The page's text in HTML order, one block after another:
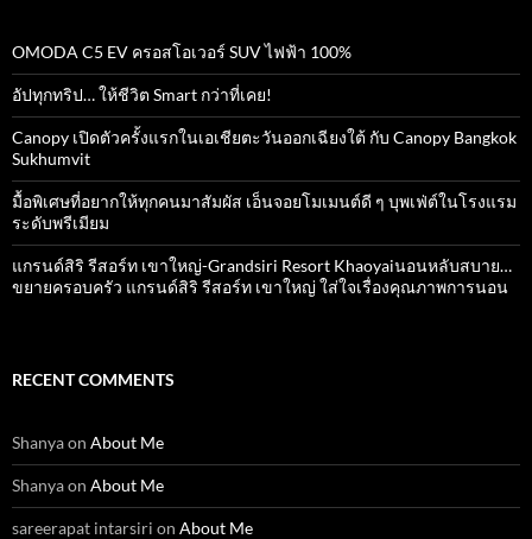
OMODA C5 EV ครอสโอเวอร์ SUV ไฟฟ้า 100%
อัปทุกทริป… ให้ชีวิต Smart กว่าที่เคย!
Canopy เปิดตัวครั้งแรกในเอเชียตะวันออกเฉียงใต้ กับ Canopy Bangkok
Sukhumvit
มื้อพิเศษที่อยากให้ทุกคนมาสัมผัส เอ็นจอยโมเมนต์ดี ๆ บุพเฟ่ต์ในโรงแรม
ระดับพรีเมียม
แกรนด์สิริ​ รีสอร์ท​ เขาใหญ่​-Grandsiri​ Resort​ Khaoyaiนอนหลับสบาย…
ขยายครอบครัว แกรนด์สิริ รีสอร์ท เขาใหญ่ ใส่ใจเรื่องคุณภาพการนอน
RECENT COMMENTS
Shanyaon About Me
Shanyaon About Me
sareerapat intarsiri on About Me